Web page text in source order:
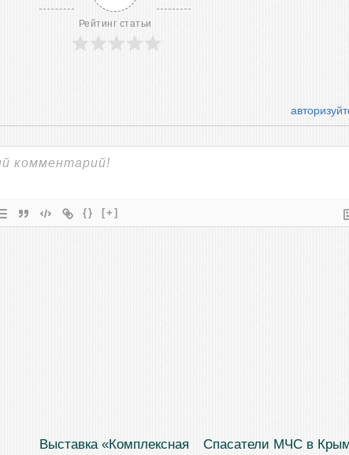
Рейтинг статьи
{} [+]
Выставка «Комплексная
Спасатели МЧС в